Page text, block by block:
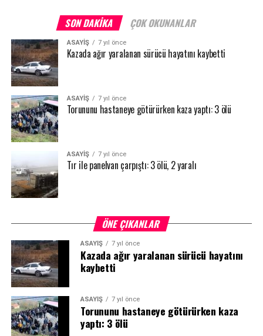
SON DAKIKA ÇOK OKUNANLAR
ASAYİŞ 7 yıl önce
Kazada ağır yaralanan sürücü hayatını kaybetti
ASAYİŞ 7 yıl önce
Torununu hastaneye götürürken kaza yaptı: 3 ölü
ASAYİŞ 7 yıl önce
Tır ile panelvan çarpıştı: 3 ölü, 2 yaralı
ÖNE ÇIKANLAR
ASAYİŞ 7 yıl önce
Kazada ağır yaralanan sürücü hayatını
kaybetti
ASAYİŞ 7 yıl önce
Torununu hastaneye götürürken kaza
yaptı: 3 ölü